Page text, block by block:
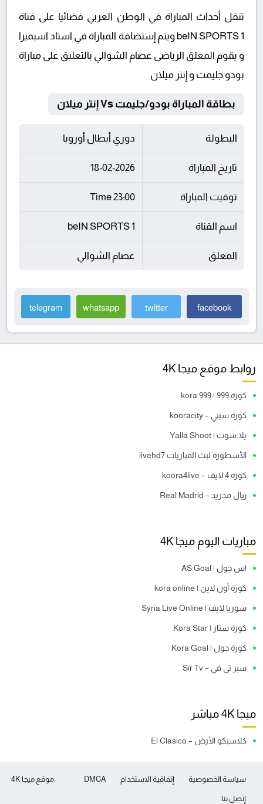
تنقل أحداث المباراة في الوطن العربي فضائيا على قناة
beIN SPORTS 1 ويتم إستضافة المباراة في استاد اسبميرا
و يقوم المعلق الرياضى عصام الشوالي بالتعليق على مباراة
بودو جليمت و إنتر ميلان
بطاقة المباراة بودو/جليمت Vs إنتر ميلان
البطولة دوري أبطال أوروبا
تاريخ المباراة 18-02-2026
توقيت المباراة 23:00 Time
اسم القناة beIN SPORTS 1
المعلق عصام الشوالي
facebook
twitter
whatsapp
telegram
روابط موقع ميجا 4K
كورة 999 | kora 999
كورة سيتي – kooracity
يلا شوت | Yalla Shoot
الأسطورة لبث المباريات livehd7
كورة 4 لايف – koora4live
ريال مدريد – Real Madrid
مباريات اليوم ميجا 4K
اس جول | AS Goal
كورة أون لاين | kora online
سوريا لايف | Syria Live Online
كورة ستار | Kora Star
كورة جول | Kora Goal
سير تي في – Sir Tv
ميجا 4K مباشر
كلاسيكو الأرض – El Clasico
موقع ميجا 4K سياسة الخصوصية إتفاقية الاستخدام DMCA
إتصل بنا